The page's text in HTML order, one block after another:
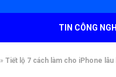
TIN CÔNG
» Tiết lộ 7 cách làm cho iPhone